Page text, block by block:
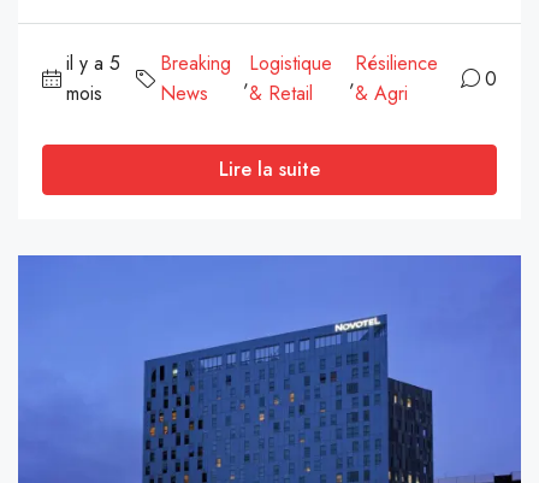
il y a 5
mois
Breaking
News
,
Logistique
& Retail
,
Résilience
& Agri
0
Lire la suite